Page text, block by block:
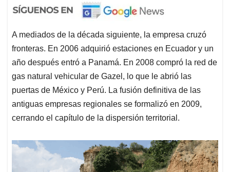
A mediados de la década siguiente, la empresa cruzó
fronteras. En 2006 adquirió estaciones en Ecuador y un
año después entró a Panamá. En 2008 compró la red de
gas natural vehicular de Gazel, lo que le abrió las
puertas de México y Perú. La fusión definitiva de las
antiguas empresas regionales se formalizó en 2009,
cerrando el capítulo de la dispersión territorial.